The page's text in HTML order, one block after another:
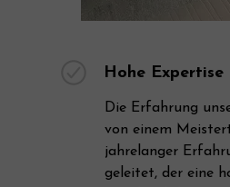
Die Erfahrung
von einem
jahrelanger
geleitet, der eine
Hohe Expertise